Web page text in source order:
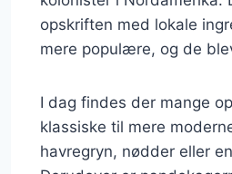
opskriften med lokale
mere populære, og de
I dag findes der mange
klassiske til mere
havregryn, nødder eller